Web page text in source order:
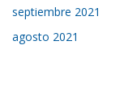
septiembre 2021
agosto 2021